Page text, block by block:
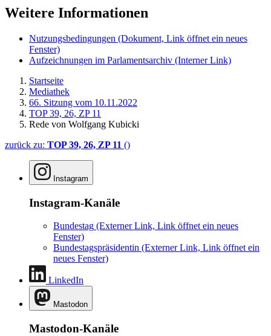
Weitere Informationen
Nutzungsbedingungen (Dokument, Link öffnet ein neues
Fenster)
Aufzeichnungen im Parlamentsarchiv (Interner Link)
Startseite
Mediathek
66. Sitzung vom 10.11.2022
TOP 39, 26, ZP 11
Rede von Wolfgang Kubicki
zurück zu: TOP 39, 26, ZP 11 ()
Instagram
Instagram-Kanäle
Bundestag (Externer Link, Link öffnet ein neues
Fenster)
Bundestagspräsidentin (Externer Link, Link öffnet ein
neues Fenster)
LinkedIn
Mastodon
Mastodon-Kanäle